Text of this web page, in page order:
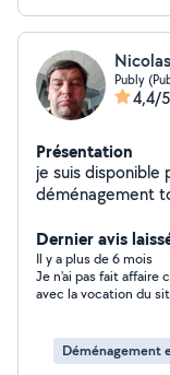
Publy
4,4/5
Présentation
je suis disponible pour tout manutention et
Dernier avis
Il y a plus de 6 mois
Je n'ai pas fait affaire
avec la vocation du
Déménagement